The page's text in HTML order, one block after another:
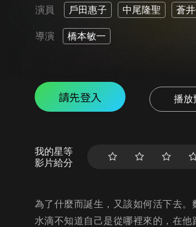
演員 戶田惠子 中尾隆聖 蒼
導演 橋本敏一
請先登入 播放
我的星等
影片給分
為了什麼而誕生，又該如何活下去
水滴不知道自己是從哪裡來的，在